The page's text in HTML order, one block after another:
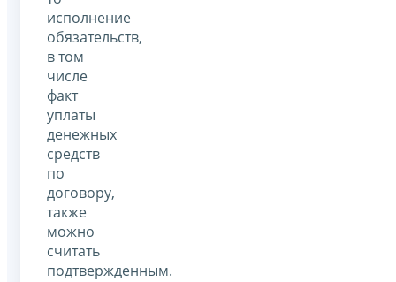
исполнение
обязательств,
в том
числе
факт
уплаты
денежных
средств
по
договору,
также
можно
считать
подтвержденным.